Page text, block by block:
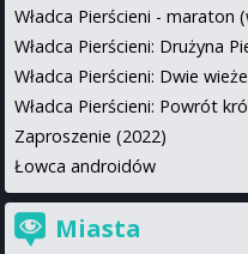
Władca Pierścieni - maraton
Władca Pierścieni: Drużyna
Władca Pierścieni: Dwie
Władca Pierścieni: Powrót
Zaproszenie (2022)
Łowca androidów
Miasta